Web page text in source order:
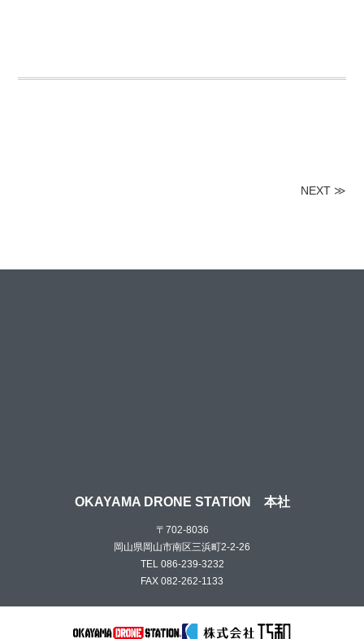
NEXT≫
OKAYAMA DRONE STATION 本社
〒702-8036
岡山県岡山市南区三浜町2-2-26
TEL 086-239-3232
FAX 082-262-1133